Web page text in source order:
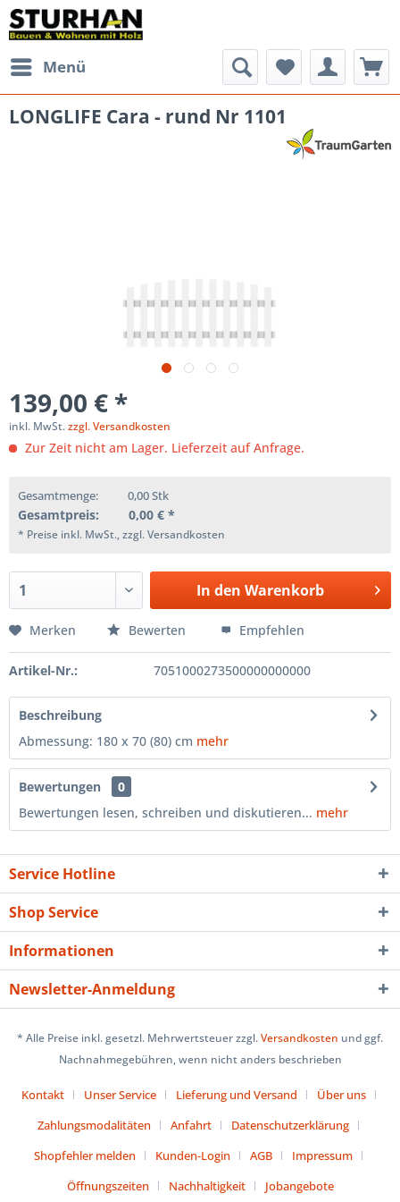
Menü
LONGLIFE Cara - rund Nr 1101
139,00 € *
inkl. MwSt.zzgl. Versandkosten
Zur Zeit nicht am Lager. Lieferzeit auf Anfrage.
Gesamtmenge: 0,00Stk
Gesamtpreis: 0,00 € *
* Preise inkl. MwSt., zzgl. Versandkosten
In den Warenkorb
Merken Bewerten Empfehlen
Artikel-Nr.: 7051000273500000000000
Beschreibung
Abmessung: 180 x 70 (80) cm mehr
Bewertungen
0
Bewertungen lesen, schreiben und diskutieren... mehr
Service Hotline
Shop Service
Informationen
Newsletter-Anmeldung
* Alle Preise inkl. gesetzl. Mehrwertsteuer zzgl.Versandkosten und ggf.
Nachnahmegebühren, wenn nicht anders beschrieben
Kontakt Unser Service Lieferung und Versand
Über uns
Zahlungsmodalitäten
Anfahrt
Datenschutzerklärung
Shopfehler melden
Kunden-Login AGB
Impressum
Öffnungszeiten
Nachhaltigkeit
Jobangebote